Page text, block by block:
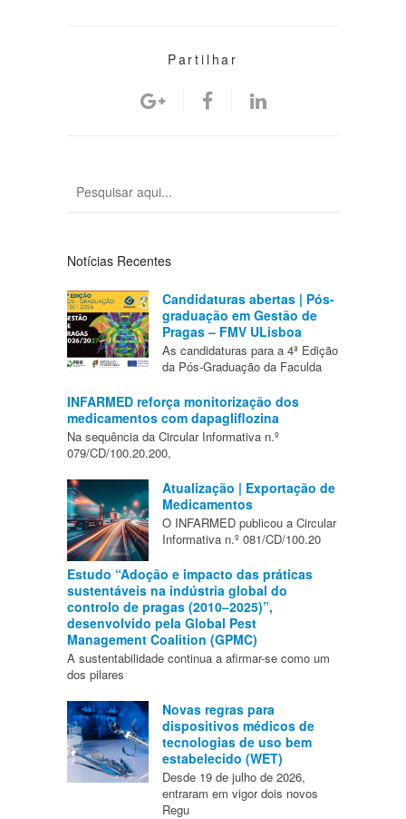
Partilhar
Notícias Recentes
Candidaturas abertas | Pós-
graduação em Gestão de
Pragas – FMV ULisboa
As candidaturas para a 4ª Edição
da Pós-Graduação da Faculda
INFARMED reforça monitorização dos
medicamentos com dapagliflozina
Na sequência da Circular Informativa n.º
079/CD/100.20.200,
Atualização | Exportação de
Medicamentos
O INFARMED publicou a Circular
Informativa n.º 081/CD/100.20
Estudo “Adoção e impacto das práticas
sustentáveis na indústria global do
controlo de pragas (2010–2025)”,
desenvolvido pela Global Pest
Management Coalition (GPMC)
A sustentabilidade continua a afirmar-se como um
dos pilares
Novas regras para
dispositivos médicos de
tecnologias de uso bem
estabelecido (WET)
Desde 19 de julho de 2026,
entraram em vigor dois novos
Regu